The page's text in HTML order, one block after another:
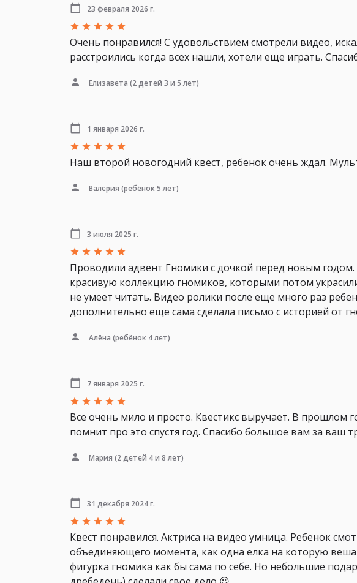
23 февраля 2026 г.
Очень понравился! С удовольствием смотрели видео,
расстроились когда всех нашли, хотели еще играть.
Елизавета (2 детей 3 и 5 лет)
1 января 2026 г.
Наш второй новогодний квест, ребенок очень ждал.
Валерия (ребёнок 5 лет)
3 июля 2025 г.
Проводили адвент Гномики с дочкой перед новым
красивую коллекцию гномиков, которыми потом
не умеет читать. Видео ролики после еще много раз
дополнительно еще сама сделала письмо с историей от
Алёна (ребёнок 4 лет)
7 января 2025 г.
Все очень мило и просто. Квестикс выручает. В прошлом
помнит про это спустя год. Спасибо большое вам за ваш
Мария (2 детей 4 и 8 лет)
31 декабря 2024 г.
Квест понравился. Актриса на видео умница. Ребенок
объединяющего момента, как одна елка на которую
фигурка гномика как бы сама по себе. Но небольшие